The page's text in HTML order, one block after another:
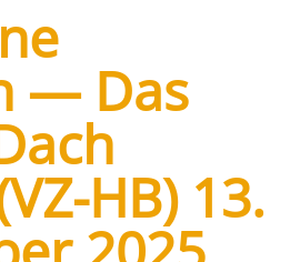
— Das
HB) 13.